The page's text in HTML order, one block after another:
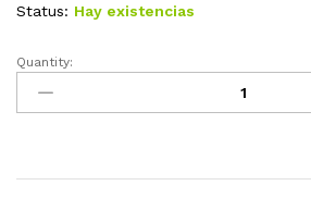
Status: Hay existencias
Banco
zapatero
de
Quantity: